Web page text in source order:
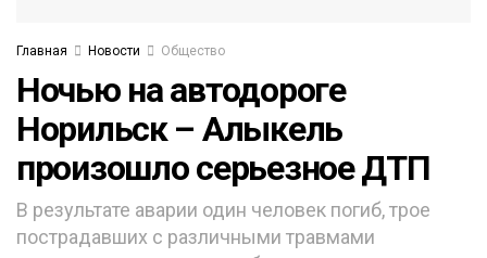
Главная Новости Общество
Ночью на автодороге
Норильск – Алыкель
произошло серьезное ДТП
В результате аварии один человек погиб, трое
пострадавших с различными травмами